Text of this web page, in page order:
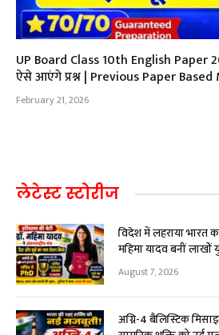
UP Board Class 10th English Paper
ऐसे आएंगे प्रश्न | Previous Paper
February 21, 2026
लेटेस्ट स्टोरीज
विदेश में लहराया भारत
महिमा यादव बनीं लाखों
August 7, 2026
अग्नि-4 बैलिस्टिक